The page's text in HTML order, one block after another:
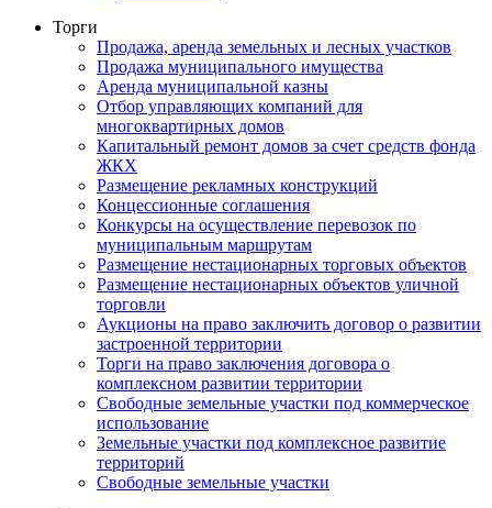
Торги
Продажа, аренда земельных и лесных участков
Продажа муниципального имущества
Аренда муниципальной казны
Отбор управляющих компаний для
многоквартирных домов
Капитальный ремонт домов за счет средств фонда
ЖКХ
Размещение рекламных конструкций
Концессионные соглашения
Конкурсы на осуществление перевозок по
муниципальным маршрутам
Размещение нестационарных торговых объектов
Размещение нестационарных объектов уличной
торговли
Аукционы на право заключить договор о развитии
застроенной территории
Торги на право заключения договора о
комплексном развитии территории
Свободные земельные участки под коммерческое
использование
Земельные участки под комплексное развитие
территорий
Свободные земельные участки